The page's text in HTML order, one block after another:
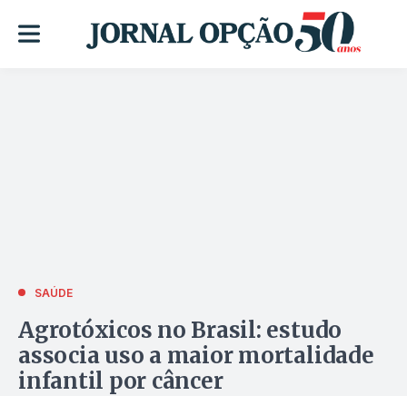
SAÚDE
Agrotóxicos no Brasil: estudo
associa uso a maior mortalidade
infantil por câncer